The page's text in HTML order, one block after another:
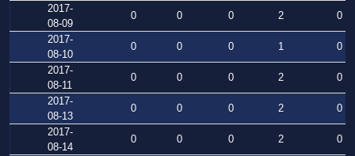
2017-
08-09
0 0 0 2
0
2017-
08-10
0 0 0 1
0
2017-
08-11
0 0 0 2
0
2017-
08-13
0 0 0 2
0
2017-
08-14
0 0 0 2
0